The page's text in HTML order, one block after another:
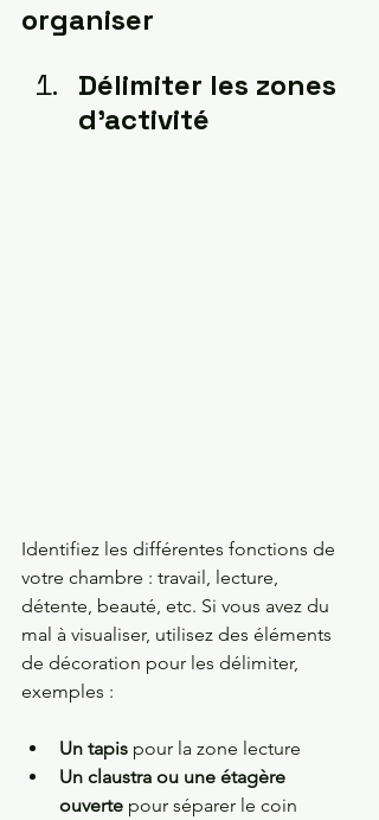
organiser
Délimiter les zones
d'activité
Identifiez les différentes fonctions de
votre chambre : travail, lecture,
détente, beauté, etc. Si vous avez du
mal à visualiser, utilisez des éléments
de décoration pour les délimiter,
exemples :
Un tapis pour la zone lecture
Un claustra ou une étagère
ouverte pour séparer le coin